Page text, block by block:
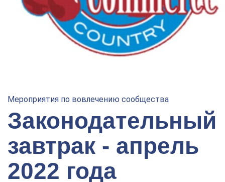
Мероприятия по вовлечению сообщества
Законодательный
завтрак - апрель
2022 года